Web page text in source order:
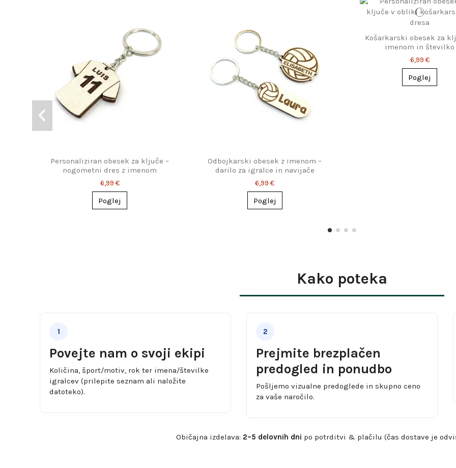
Personaliziran obesek za ključe –
nogometni dres z imenom
6,99 €
Poglej
Odbojkarski obesek z imenom –
darilo za igralce in navijače
6,99 €
Poglej
Košarkarski obesek za
imenom in številko
6,99 €
Poglej
Kako poteka
1
Povejte nam o svoji ekipi
Količina, šport/motiv, rok ter imena/številke
igralcev (prilepite seznam ali naložite
datoteko).
2
Prejmite brezplačen
predogled in ponudbo
Pošljemo vizualne predoglede in skupno ceno
za vaše naročilo.
Običajna izdelava: 2–5 delovnih dni po potrditvi & plačilu (čas dostave je